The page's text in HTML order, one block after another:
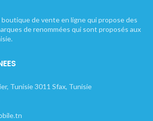
de vente en ligne qui propose des
de renommées qui sont proposés aux
Tunisie 3011 Sfax, Tunisie